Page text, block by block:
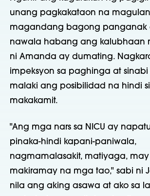
unang pagkakataon na
magandang bagong panganak
nawala habang ang kalubhaan
ni Amanda ay dumating.
impeksyon sa paghinga at sinabi
malaki ang posibilidad na hindi
makakamit.
"Ang mga nars sa NICU ay
pinaka-hindi kapani-paniwala,
nagmamalasakit, matiyaga,
makiramay na mga tao," sabi ni
nila ang aking asawa at ako sa